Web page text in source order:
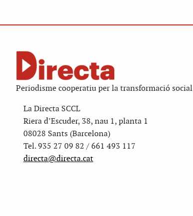
Periodisme cooperatiu per la transformació social
La Directa SCCL
Riera d’Escuder, 38, nau 1, planta 1
08028 Sants (Barcelona)
Tel. 935 27 09 82 / 661 493 117
directa@directa.cat